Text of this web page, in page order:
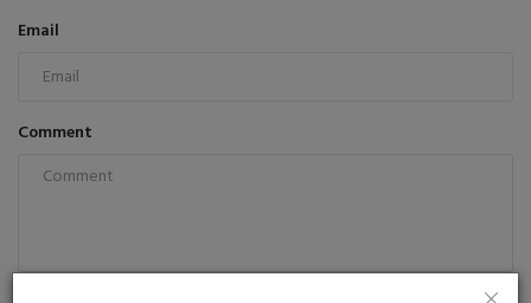
Email
Comment